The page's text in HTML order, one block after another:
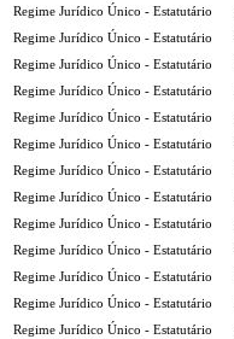
Regime Jurídico Único - Estatutário
Regime Jurídico Único - Estatutário
Regime Jurídico Único - Estatutário
Regime Jurídico Único - Estatutário
Regime Jurídico Único - Estatutário
Regime Jurídico Único - Estatutário
Regime Jurídico Único - Estatutário
Regime Jurídico Único - Estatutário
Regime Jurídico Único - Estatutário
Regime Jurídico Único - Estatutário
Regime Jurídico Único - Estatutário
Regime Jurídico Único - Estatutário
Regime Jurídico Único - Estatutário